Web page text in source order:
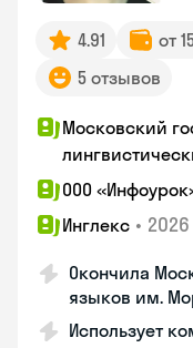
4.91 от
5 отзывов
Московский
ООО
Инглекс • 2026
Окончила
языков им.
Использует